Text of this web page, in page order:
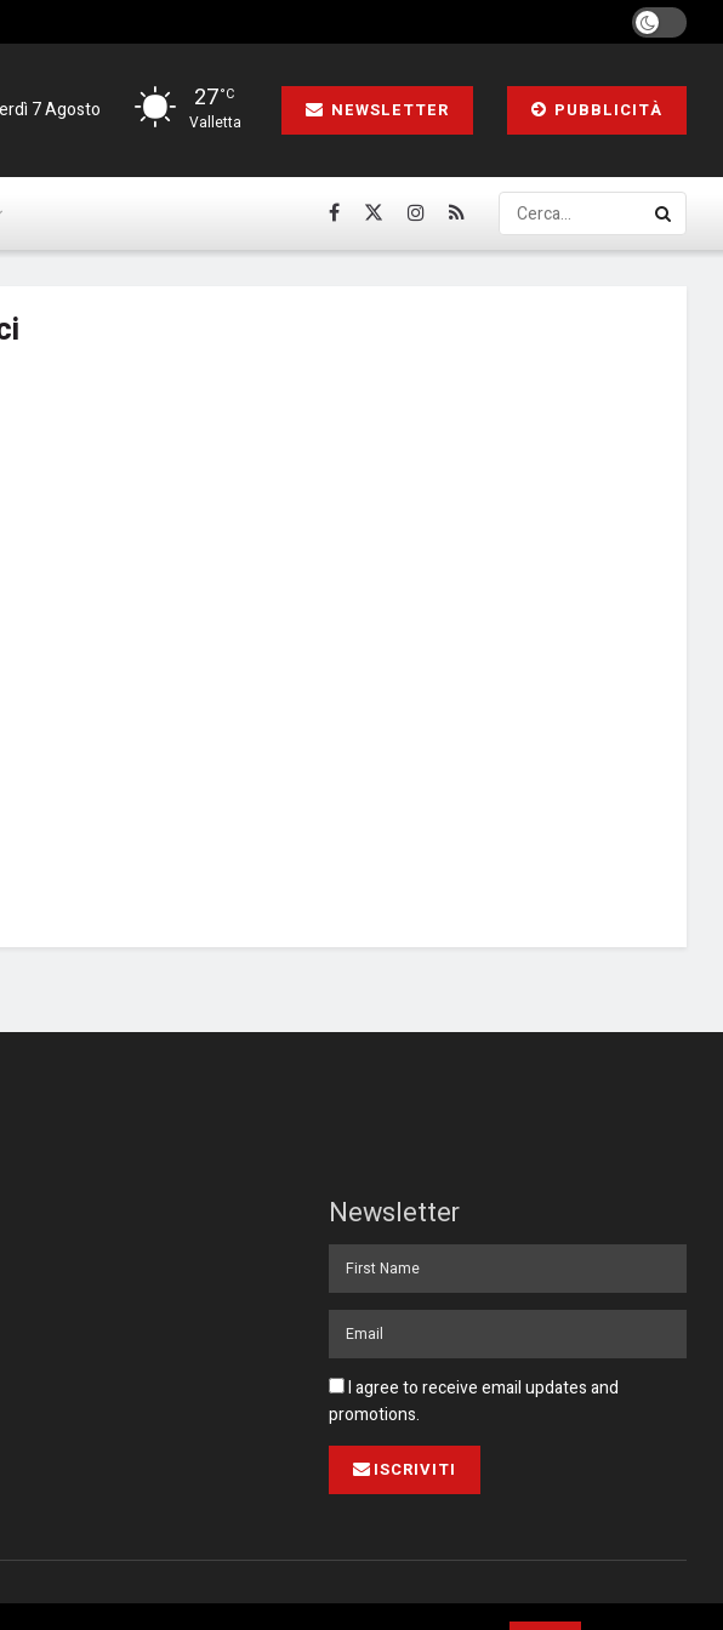
7 Agosto 27°C
Valletta
NEWSLETTER PUBBLICITÀ
Newsletter
I agree to receive email updates and
promotions.
ISCRIVITI
Pubblicità Collabora con noi Contatto Privacy Policy